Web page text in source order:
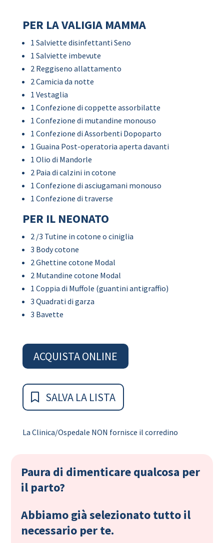
PER LA VALIGIA MAMMA
1 Salviette disinfettanti Seno
1 Salviette imbevute
2 Reggiseno allattamento
2 Camicia da notte
1 Vestaglia
1 Confezione di coppette assorbilatte
1 Confezione di mutandine monouso
1 Confezione di Assorbenti Dopoparto
1 Guaina Post-operatoria aperta davanti
1 Olio di Mandorle
2 Paia di calzini in cotone
1 Confezione di asciugamani monouso
1 Confezione di traverse
PER IL NEONATO
2 /3 Tutine in cotone o ciniglia
3 Body cotone
2 Ghettine cotone Modal
2 Mutandine cotone Modal
1 Coppia di Muffole (guantini antigraffio)
3 Quadrati di garza
3 Bavette
ACQUISTA ONLINE
SALVA LA LISTA
La Clinica/Ospedale NON fornisce il corredino
Paura di dimenticare qualcosa per
il parto?
Abbiamo già selezionato tutto il
necessario per te.